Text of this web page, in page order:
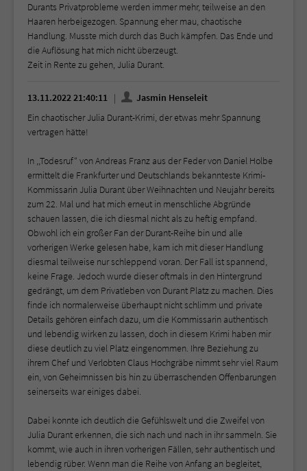
Durants Privatprobleme werden immer mehr, teilweise an den
Haaren herbeigezogen. Spannung eher mau, chaotische
Handlung. Musste mich durch das Buch kämpfen. Das Ende und
die Auflösung hat mich nicht überzeugt.
Zeit in Rente zu gehen, Julia Durant.
13.11.2022 21:40:11
Jasmin Henseleit
Ein chaotischer Julia Durant-Krimi, der etwas mehr Spannung
vertragen hätte!
In ,,Todesruf“ von Andreas Franz aus der Feder von Daniel Holbe
ermittelt die Frankfurter und Deutschlands bekannteste Krimi-
Kommissarin Julia Durant über Weihnachten und Neujahr bereits
zum 22. Mal und hat mich erneut in menschliche Abgründe
schauen lassen, die ich diesmal nicht als zu heftig empfand.
Obwohl ich ein großer Fan der Durant-Reihe bin und alle
vorherigen Werke gelesen habe, kam ich mit dieser Handlung
diesmal teilweise nur schleppend voran. Der Fall ist spannend,
keine Frage. Jedoch wurde dieser oftmals in den Hintergrund
gedrängt, um dem Privatleben von Durant Platz zu machen. Dies
finde ich normalerweise überhaupt nicht schlimm und private
Details gehören einfach dazu, um die Kommissarin authentisch
und lebendig wirken zu lassen, doch in diesem Krimi haben mir
diese deutlich zu viel Platz eingenommen. Ihre Beziehung zu
ihrem Chef und Verlobten Claus Hochgräbe nimmt sehr viel Raum
ein, von Geheimnissen bis hin zu überraschenden Offenbarungen
seinerseits war einiges dabei.
Dabei konnte ich deutlich die Gefühlswelt und die Zweifel von
Julia Durant erkennen, die sich nach und nach in ihr sammeln. Sie
kommt, wie auch in ihren vorherigen Fällen, sehr authentisch und
lebendig rüber. Wenn man die Reihe von Anfang an begleitet,